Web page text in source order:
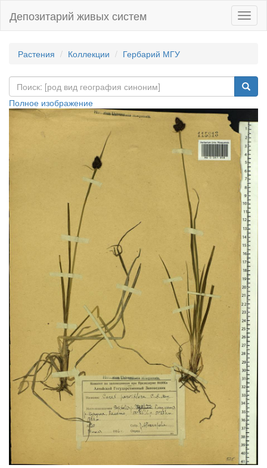
Депозитарий живых систем
Растения Коллекции Гербарий МГУ
Полное изображение